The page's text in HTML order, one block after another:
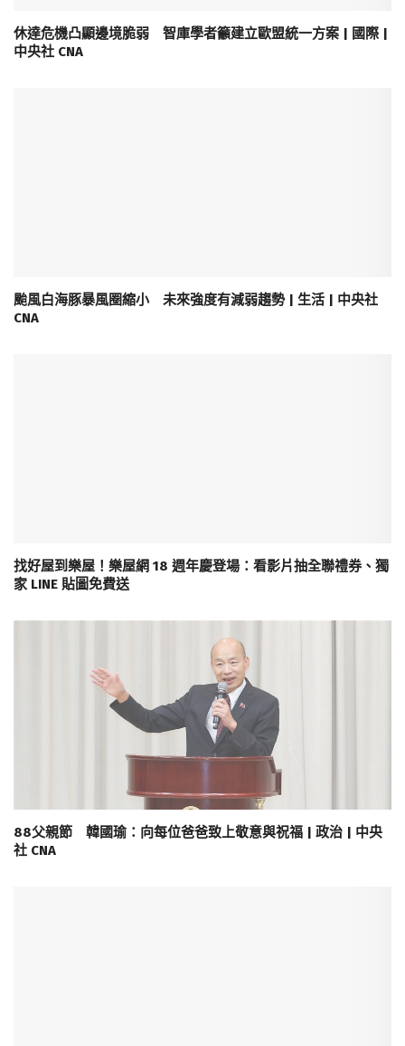
休達危機凸顯邊境脆弱 智庫學者籲建立歐盟統一方案 | 國際 |
中央社 CNA
颱風白海豚暴風圈縮小 未來強度有減弱趨勢 | 生活 | 中央社
CNA
找好屋到樂屋！樂屋網 18 週年慶登場：看影片抽全聯禮券、獨
家 LINE 貼圖免費送
88父親節 韓國瑜：向每位爸爸致上敬意與祝福 | 政治 | 中央
社 CNA